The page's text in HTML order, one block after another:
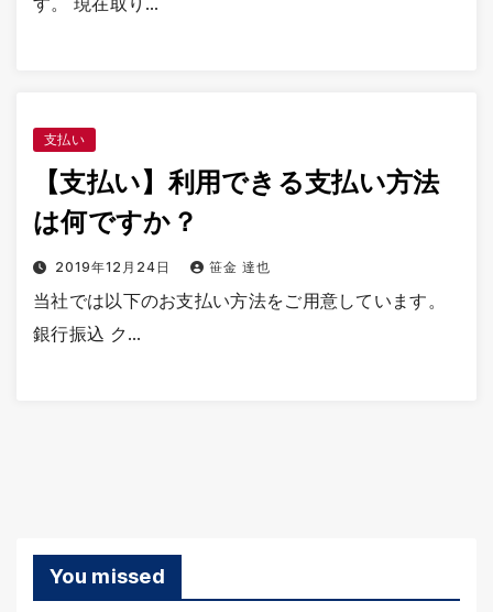
支払い
【支払い】利用できる支払い方法
は何ですか？
2019年12月24日 笹金 達也
当社では以下のお支払い方法をご用意しています。
銀行振込 ク…
You missed